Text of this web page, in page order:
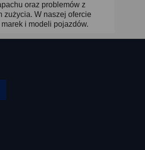
oraz problemów z
zużycia. W naszej ofercie
i modeli pojazdów.